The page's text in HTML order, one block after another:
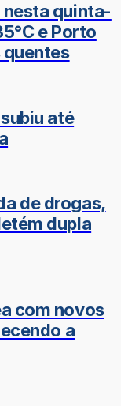
nesta quinta-
e Porto
quentes
até
de drogas,
dupla
com novos
a